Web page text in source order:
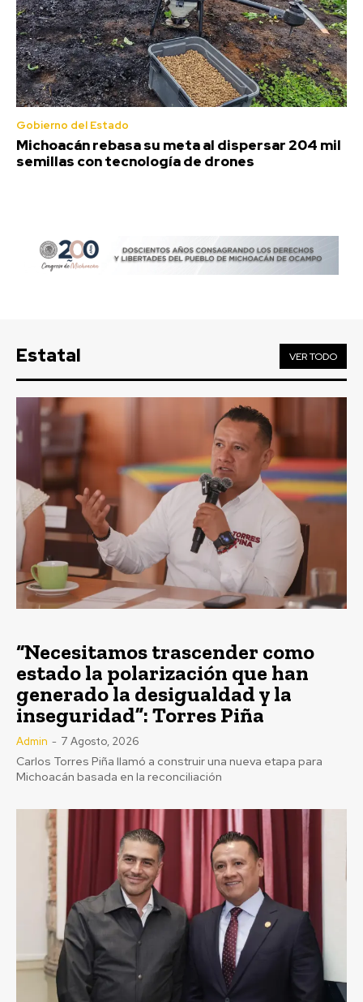
Gobierno del Estado
Michoacán rebasa su meta al dispersar 204 mil
semillas con tecnología de drones
Estatal VER TODO
“Necesitamos trascender como
estado la polarización que han
generado la desigualdad y la
inseguridad”: Torres Piña
Admin - 7 Agosto, 2026
Carlos Torres Piña llamó a construir una nueva etapa para
Michoacán basada en la reconciliación